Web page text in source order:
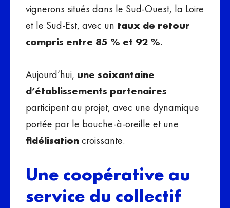
vignerons situés dans le Sud-Ouest, la Loire
et le Sud-Est, avec un taux de retour
compris entre 85 % et 92 %.
Aujourd’hui, une soixantaine
d’établissements partenaires
participent au projet, avec une dynamique
portée par le bouche-à-oreille et une
fidélisationcroissante.
Une coopérative au
service du collectif